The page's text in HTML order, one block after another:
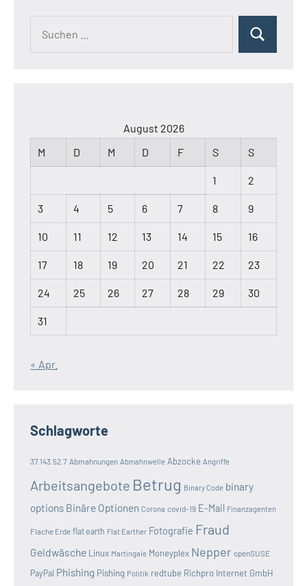
Suchen
August 2026
M
D M D F S S
1 2
3 4 5 6 7 8 9
10 11 12 13 14 15 16
17 18 19 20 21 22 23
24 25 26 27 28 29 30
31
« Apr.
Schlagworte
37.143.52.7 Abmahnungen Abmahnwelle Abzocke Angriffe
Arbeitsangebote Betrug Binary Code binary
options Binäre Optionen Corona covid-19 E-Mail Finanzagenten
Flache Erde flat earth Flat Earther Fotografie Fraud
Geldwäsche Linux Martingale Moneyplex Nepper openSUSE
PayPal Phishing Pishing Politik redtube Richpro Internet GmbH